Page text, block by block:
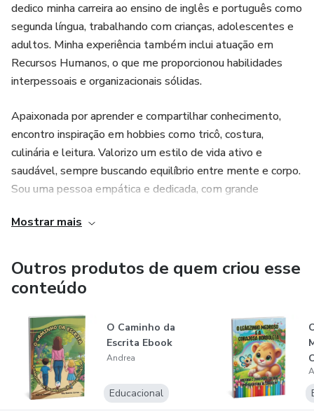
dedico minha carreira ao ensino de inglês e português como
segunda língua, trabalhando com crianças, adolescentes e
adultos. Minha experiência também inclui atuação em
Recursos Humanos, o que me proporcionou habilidades
interpessoais e organizacionais sólidas.
Apaixonada por aprender e compartilhar conhecimento,
encontro inspiração em hobbies como tricô, costura,
culinária e leitura. Valorizo um estilo de vida ativo e
saudável, sempre buscando equilíbrio entre mente e corpo.
Sou uma pessoa empática e dedicada, com grande
objetivos, seja no aprendizado, na vida pessoal ou
Mostrar mais
Outros produtos de quem criou esse
conteúdo
O Caminho da
Escrita Ebook
Andrea
Educacional